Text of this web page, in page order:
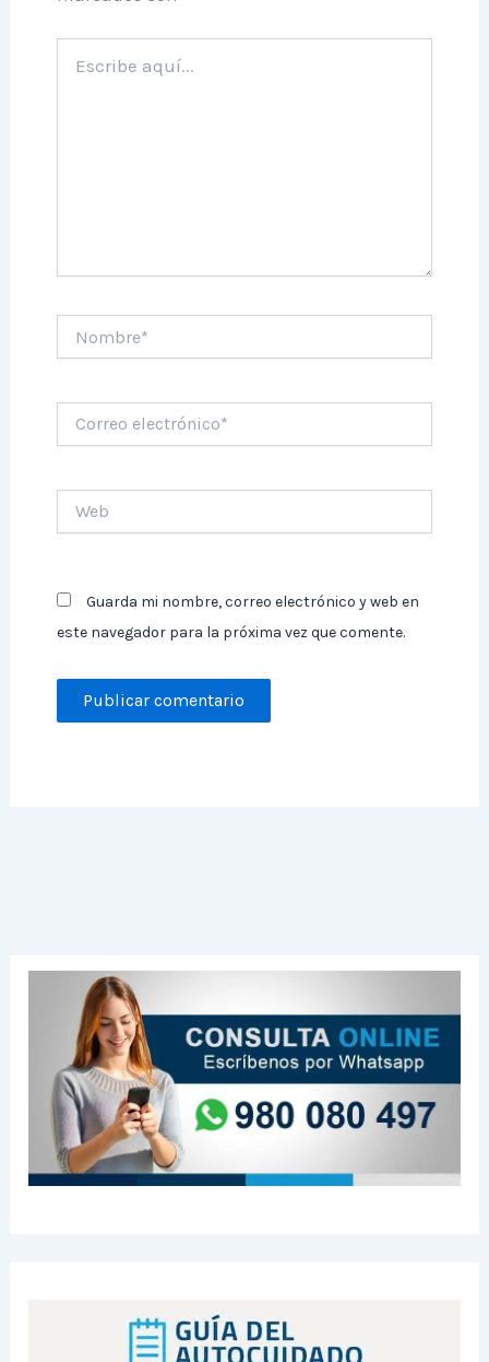
aquí...
electrónico*
Guarda mi nombre, correo electrónico y web en
este navegador para la próxima vez que comente.